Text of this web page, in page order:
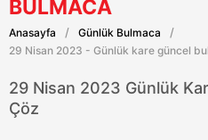
BULMACA
Anasayfa
Günlük Bulmaca
29 Nisan 2023 - Günlük kare güncel
29 Nisan 2023 Günlük
Çöz